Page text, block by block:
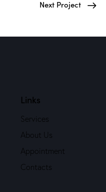
Next Project
Links
Services
About Us
Appointment
Contacts